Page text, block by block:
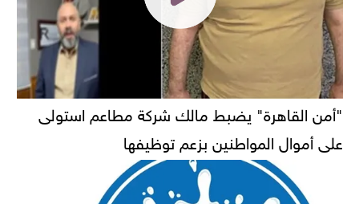
"أمن القاهرة" يضبط مالك شركة مطاعم استولى
على أموال المواطنين بزعم توظيفها